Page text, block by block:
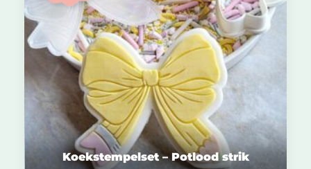
Koekstempelset – Potlood strik